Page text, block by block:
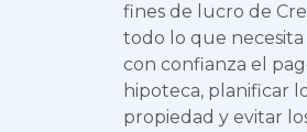
fines de lucro de
todo lo que necesita
con confianza el
hipoteca, planificar
propiedad y evitar